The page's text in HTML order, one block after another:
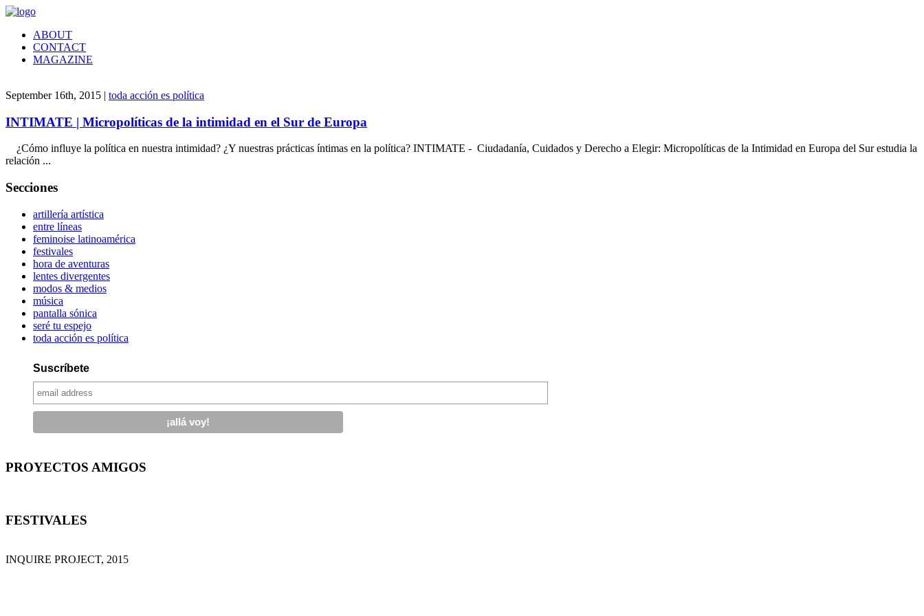
ABOUT
CONTACT
MAGAZINE
September 16th, 2015 | toda acción es política
INTIMATE | Micropolíticas de la intimidad en el Sur de Europa
¿Cómo influye la política en nuestra intimidad? ¿Y nuestras prácticas íntimas en la política? INTIMATE - Ciudadanía, Cuidados y Derecho a Elegir: Micropolíticas de la Intimidad en Europa del Sur estudia la
relación ...
Secciones
artillería artística
entre líneas
feminoise latinoamérica
festivales
hora de aventuras
lentes divergentes
modos & medios
música
pantalla sónica
seré tu espejo
toda acción es política
Suscríbete
PROYECTOS AMIGOS
FESTIVALES
INQUIRE PROJECT, 2015